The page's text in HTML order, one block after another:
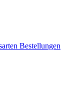
Bestellungen